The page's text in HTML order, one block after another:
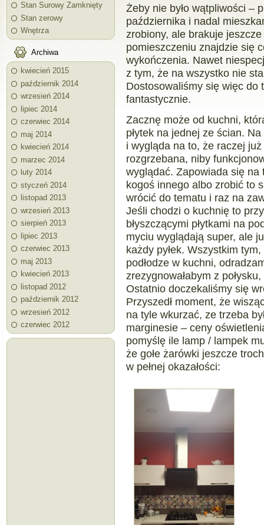
Stan Surowy Zamknięty
Stan zerowy
Wnętrza
Archiwa
kwiecień 2015
październik 2014
wrzesień 2014
lipiec 2014
czerwiec 2014
maj 2014
kwiecień 2014
marzec 2014
luty 2014
styczeń 2014
listopad 2013
wrzesień 2013
sierpień 2013
lipiec 2013
czerwiec 2013
maj 2013
kwiecień 2013
listopad 2012
październik 2012
wrzesień 2012
czerwiec 2012
Żeby nie było wątpliwości –
października i nadal
zrobiony, ale brakuje
pomieszczeniu znajdzie się
wykończenia. Nawet
z tym, że na wszystko nie
Dostosowaliśmy się więc do
fantastycznie.
Zacznę może od kuchni,
płytek na jednej ze ścian.
i wygląda na to, że raczej
rozgrzebana, niby
wyglądać. Zapowiada się
kogoś innego albo zrobić to
wrócić do tematu i raz na
Jeśli chodzi o kuchnię to
błyszczącymi płytkami na
myciu wyglądają super, ale
każdy pyłek. Wszystkim
podłodze w kuchni,
zrezygnowałabym z
Ostatnio doczekaliśmy się
Przyszedł moment, że
na tyle wkurzać, ze trzeba
marginesie – ceny
pomyślę ile lamp / lampek
że gołe żarówki jeszcze
w pełnej okazałości: